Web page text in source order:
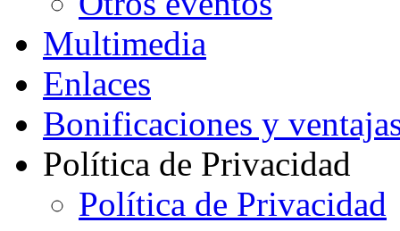
Multimedia
Enlaces
Bonificaciones y
Política de Privacidad
Política de Privacidad